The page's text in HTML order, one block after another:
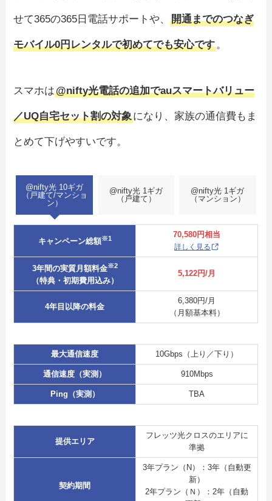
せて365の365日電話サポートや、開通までのつなぎ
モバイル0円レンタルで初めてでも安心です。
スマホは@nifty光電話の追加でauスマートバリュー
／UQ自宅セット割の対象になり、家族の通信費もま
とめて下げやすいです。
@nifty光 10ギガ
（戸建て/マンショ
ン）
@nifty光 1ギガ
（戸建て）
@nifty光 1ギガ
（マンション）
キャンペーン総額※1 70,580円相当
詳しく見る
3年間の実質月額料金※2
（特典・初期費用込み）
5,122円/月
4年目以降の料金
6,380円/月
（月額基本料）
最大通信速度 10Gbps（上り／下り）
通信速度（実測） 910Mbps
Ping（実測） TBA
提供エリア
フレッツ光クロスのエリアに
準拠
契約期間
3年プラン（N）：3年（自動更
新）
2年プラン（Ｎ）：2年（自動